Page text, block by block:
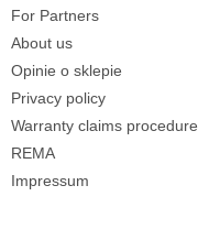
For Partners
About us
Opinie o sklepie
Privacy policy
Warranty claims procedure
REMA
Impressum